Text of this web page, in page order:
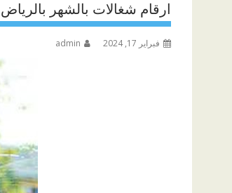
ارقام شغالات بالشهر بالرياض مجربات
فبراير 17, 2024 admin